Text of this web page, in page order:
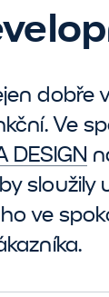
PL
dobře
Ve
DESIGN
sloužily
ve